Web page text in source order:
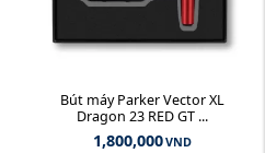
Bút máy Parker Vector XL
Dragon 23 RED GT ...
1,800,000VND